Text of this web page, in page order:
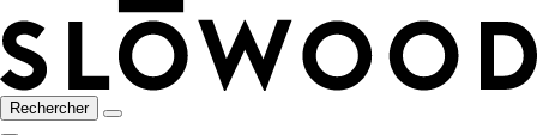
Rechercher